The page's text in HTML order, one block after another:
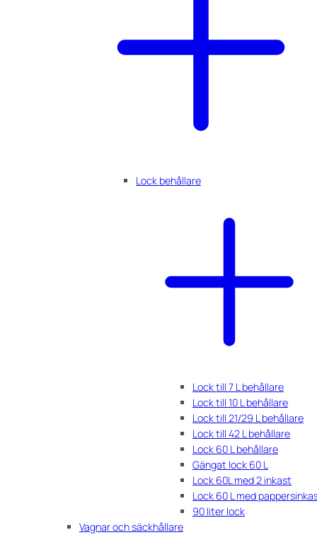
Lock behållare
Lock till 7 L behållare
Lock till 10 L behållare
Lock till 21/29 L behållare
Lock till 42 L behållare
Lock 60 L behållare
Gängat lock 60 L
Lock 60L med 2 inkast
Lock 60 L med
90 liter lock
Vagnar och säckhållare